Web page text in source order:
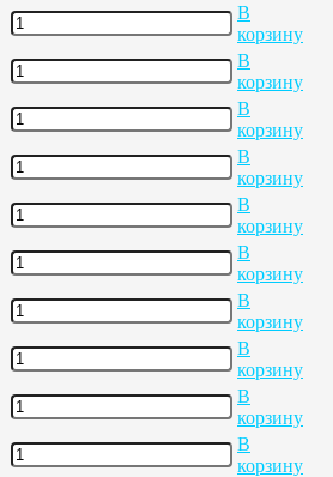
В
корзину
В
корзину
В
корзину
В
корзину
В
корзину
В
корзину
В
корзину
В
корзину
В
корзину
В
корзину